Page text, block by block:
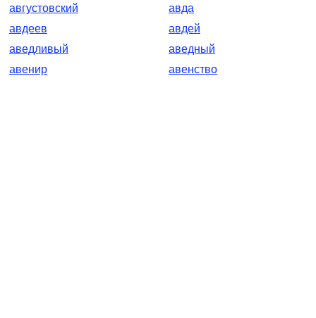
августовский
авда
авдеев
авдей
аведливый
аведный
авенир
авенство